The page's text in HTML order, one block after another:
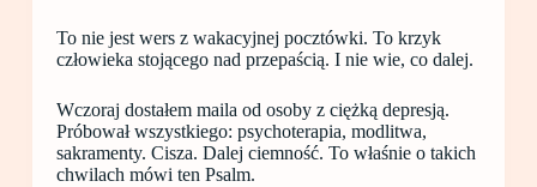
To nie jest wers z wakacyjnej pocztówki. To krzyk
człowieka stojącego nad przepaścią. I nie wie, co dalej.
Wczoraj dostałem maila od osoby z ciężką depresją.
Próbował wszystkiego: psychoterapia, modlitwa,
sakramenty. Cisza. Dalej ciemność. To właśnie o takich
chwilach mówi ten Psalm.